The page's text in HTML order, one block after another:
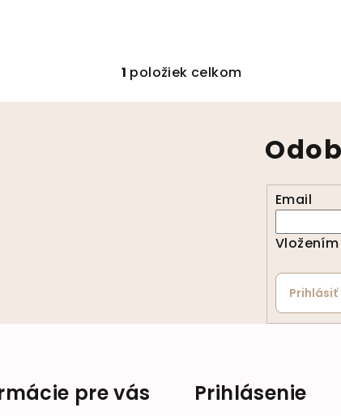
Ovládacie
1 položiek celkom
Email
Prihlásiť
pre vás Prihlásenie